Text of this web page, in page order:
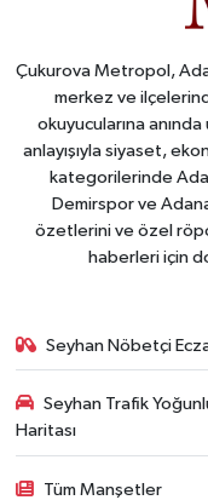
Çukurova Metropol,
merkez ve
okuyucularına
anlayışıyla siyaset,
kategorilerinde
Demirspor ve
özetlerini ve özel
haberleri için
Seyhan Nöbetçi
Seyhan Trafik
Haritası
Tüm Manşetler